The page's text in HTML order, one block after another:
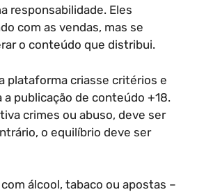
responsabilidade. Eles
com as vendas, mas se
o conteúdo que distribui.
plataforma criasse critérios e
a publicação de conteúdo +18.
crimes ou abuso, deve ser
o equilíbrio deve ser
álcool, tabaco ou apostas –